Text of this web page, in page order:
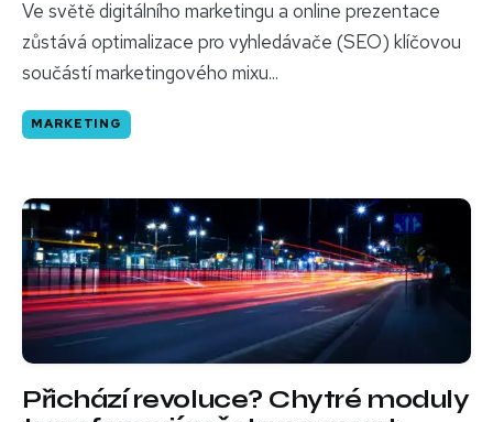
Ve světě digitálního marketingu a online prezentace
zůstává optimalizace pro vyhledávače (SEO) klíčovou
součástí marketingového mixu...
MARKETING
Přichází revoluce? Chytré moduly